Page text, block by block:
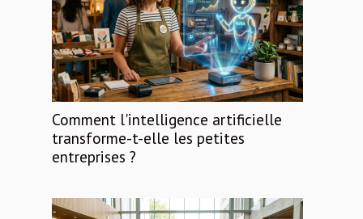
Comment l'intelligence artificielle
transforme-t-elle les petites
entreprises ?